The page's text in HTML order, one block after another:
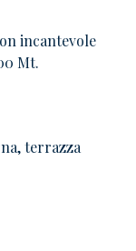
incantevole
Mt.
terrazza